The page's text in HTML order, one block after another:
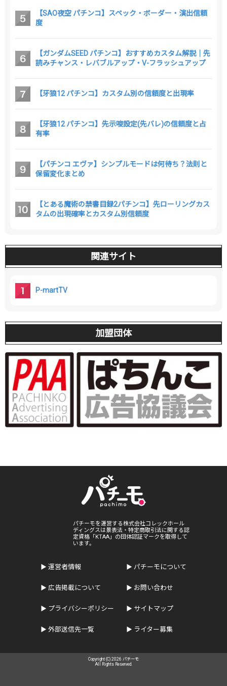
【SAO夜空 パチンコ】スペック・ボーダー・演出信頼
度
【ガンダムSEED パチンコ】おすすめカスタム解説｜先
読みチャンス・レバブルアップ・V-フラッシュアップ
【牙狼12 パチンコ】カスタム別の信頼度と出現率
【牙狼12 パチンコ】先示唆設定(先バレ)の信頼度と占
有率
【パチンコ エヴァ】シンプルモードは何待ち？法則と
保留変化まとめ
【とある魔術の禁書目録2パチンコ】先ローリングカス
タムの出現確率とカスタム別信頼度
関連サイト
P-martTV
加盟団体
パチーモを運営する株式会社コレックホール
ディングスは景表法・特定商取引法に関する認
定資格「KTAA」の団体認証マークを取得して
います。
運営者情報 パチーモについて
広告掲載について お問い合わせ
プライバシーポリシー サイトマップ
外部送信先一覧 ライター募集
Copyright (C) 2026 パチーモ
All Rights Reserved.